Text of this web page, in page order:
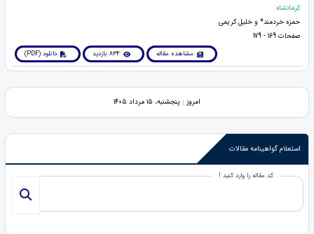
کرمانشاه
حمزه خردمند* و خلیل کریمی
صفحات 169 - 179
مشاهده مقاله 834 بازدید دانلود (PDF)
امروز : پنجشنبه، ۱۵ مرداد ۱۴۰۵
استعلام گواهینامه مقالات
کد مقاله را وارد کنید !